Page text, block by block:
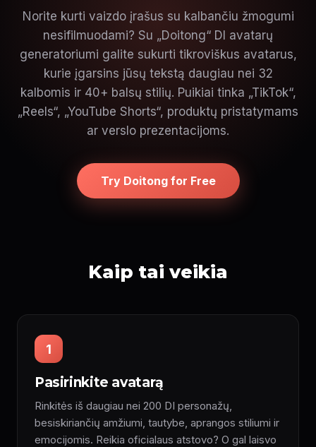
Norite kurti vaizdo įrašus su kalbančiu žmogumi
nesifilmuodami? Su „Doitong“ DI avatarų
generatoriumi galite sukurti tikroviškus avatarus,
kurie įgarsins jūsų tekstą daugiau nei 32
kalbomis ir 40+ balsų stilių. Puikiai tinka „TikTok“,
„Reels“, „YouTube Shorts“, produktų pristatymams
ar verslo prezentacijoms.
Try Doitong for Free
Kaip tai veikia
1
Pasirinkite avatarą
Rinkitės iš daugiau nei 200 DI personažų,
besiskiriančių amžiumi, tautybe, aprangos stiliumi ir
emocijomis. Reikia oficialaus atstovo? O gal laisvo